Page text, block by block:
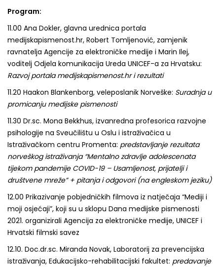
Program:
11.00 Ana Dokler, glavna urednica portala
medijskapismenost.hr, Robert Tomljenović, zamjenik
ravnatelja Agencije za elektroničke medije i Marin Ilej,
voditelj Odjela komunikacija Ureda UNICEF-a za Hrvatsku:
Razvoj portala medijskapismenost.hr i rezultati
11.20 Haakon Blankenborg, veleposlanik Norveške: Suradnja u
promicanju medijske pismenosti
11.30 Dr.sc. Mona Bekkhus, izvanredna profesorica razvojne
psihologije na Sveučilištu u Oslu i istraživačica u
Istraživačkom centru Promenta: predstavljanje rezultata
norveškog istraživanja “Mentalno zdravlje adolescenata
tijekom pandemije COVID-19 – Usamljenost, prijatelji i
društvene mreže” + pitanja i odgovori (na engleskom jeziku)
12.00 Prikazivanje pobjedničkih filmova iz natječaja “Mediji i
moji osjećaji”, koji su u sklopu Dana medijske pismenosti
2021. organizirali Agencija za elektroničke medije, UNICEF i
Hrvatski filmski savez
12.10. Doc.dr.sc. Miranda Novak, Laboratorij za prevencijska
istraživanja, Edukacijsko-rehabilitacijski fakultet: predavanje